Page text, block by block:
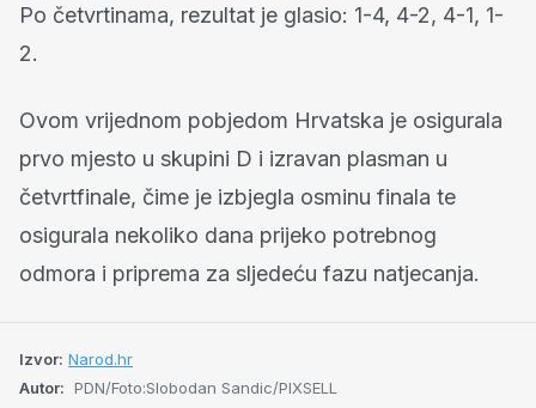
Po četvrtinama, rezultat je glasio: 1-4, 4-2, 4-1, 1-
2.
Ovom vrijednom pobjedom Hrvatska je osigurala
prvo mjesto u skupini D i izravan plasman u
četvrtfinale, čime je izbjegla osminu finala te
osigurala nekoliko dana prijeko potrebnog
odmora i priprema za sljedeću fazu natjecanja.
Izvor: Narod.hr
Autor: PDN/Foto:Slobodan Sandic/PIXSELL